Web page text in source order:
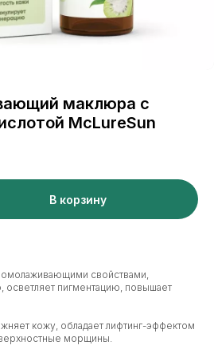
маклюра с
McLureSun
В корзину
свойствами,
осветляет пигментацию, повышает
кожу, обладает лифтинг-эффектом
морщины.